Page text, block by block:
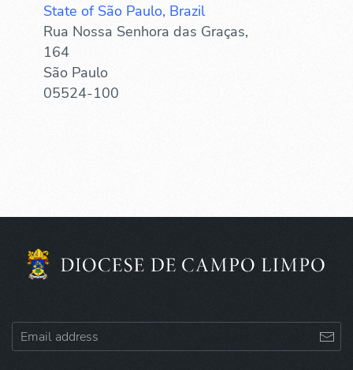
State of São Paulo, Brazil
Rua Nossa Senhora das Graças,
164
São Paulo
05524-100